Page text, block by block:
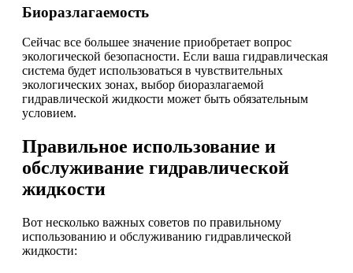
Биоразлагаемость
Сейчас все большее значение приобретает вопрос
экологической безопасности. Если ваша гидравлическая
система будет использоваться в чувствительных
экологических зонах, выбор биоразлагаемой
гидравлической жидкости может быть обязательным
условием.
Правильное использование и
обслуживание гидравлической
жидкости
Вот несколько важных советов по правильному
использованию и обслуживанию гидравлической
жидкости: